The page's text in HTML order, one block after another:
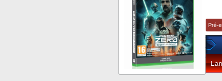
Pré-